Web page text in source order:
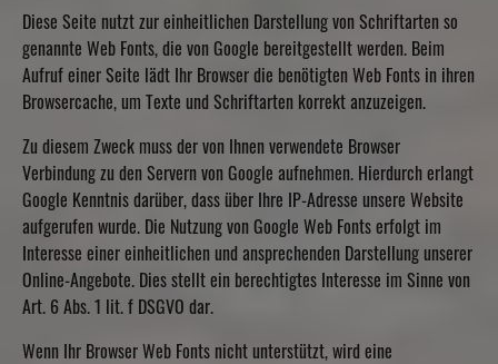
Diese Seite nutzt zur einheitlichen Darstellung von Schriftarten so
genannte Web Fonts, die von Google bereitgestellt werden. Beim
Aufruf einer Seite lädt Ihr Browser die benötigten Web Fonts in ihren
Browsercache, um Texte und Schriftarten korrekt anzuzeigen.
Zu diesem Zweck muss der von Ihnen verwendete Browser
Verbindung zu den Servern von Google aufnehmen. Hierdurch erlangt
Google Kenntnis darüber, dass über Ihre IP-Adresse unsere Website
aufgerufen wurde. Die Nutzung von Google Web Fonts erfolgt im
Interesse einer einheitlichen und ansprechenden Darstellung unserer
Online-Angebote. Dies stellt ein berechtigtes Interesse im Sinne von
Art. 6 Abs. 1 lit. f DSGVO dar.
Wenn Ihr Browser Web Fonts nicht unterstützt, wird eine